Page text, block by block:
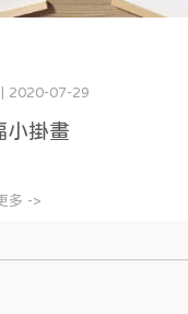
| 2020-07-29
小掛畫
多 ->